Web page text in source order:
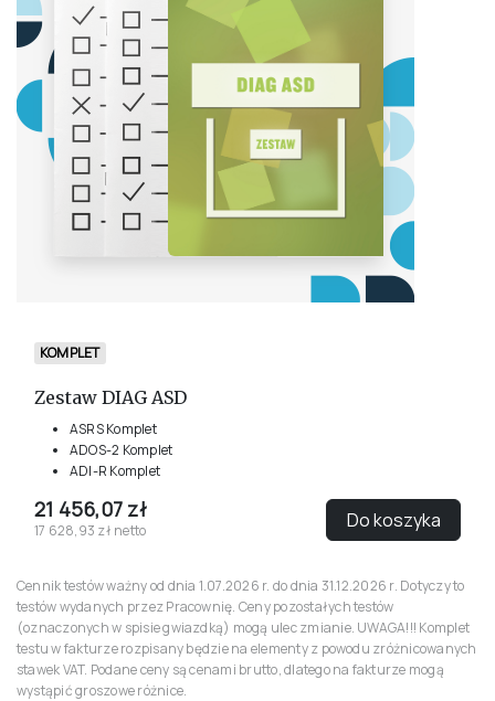
KOMPLET
Zestaw DIAG ASD
ASRS Komplet
ADOS-2 Komplet
ADI-R Komplet
21 456,07 zł
17 628,93 zł netto Do koszyka
Cennik testów ważny od dnia 1.07.2026 r. do dnia 31.12.2026 r. Dotyczy to
testów wydanych przez Pracownię. Ceny pozostałych testów
(oznaczonych w spisie gwiazdką) mogą ulec zmianie. UWAGA!!! Komplet
testu w fakturze rozpisany będzie na elementy z powodu zróżnicowanych
stawek VAT. Podane ceny są cenami brutto, dlatego na fakturze mogą
wystąpić groszowe różnice.